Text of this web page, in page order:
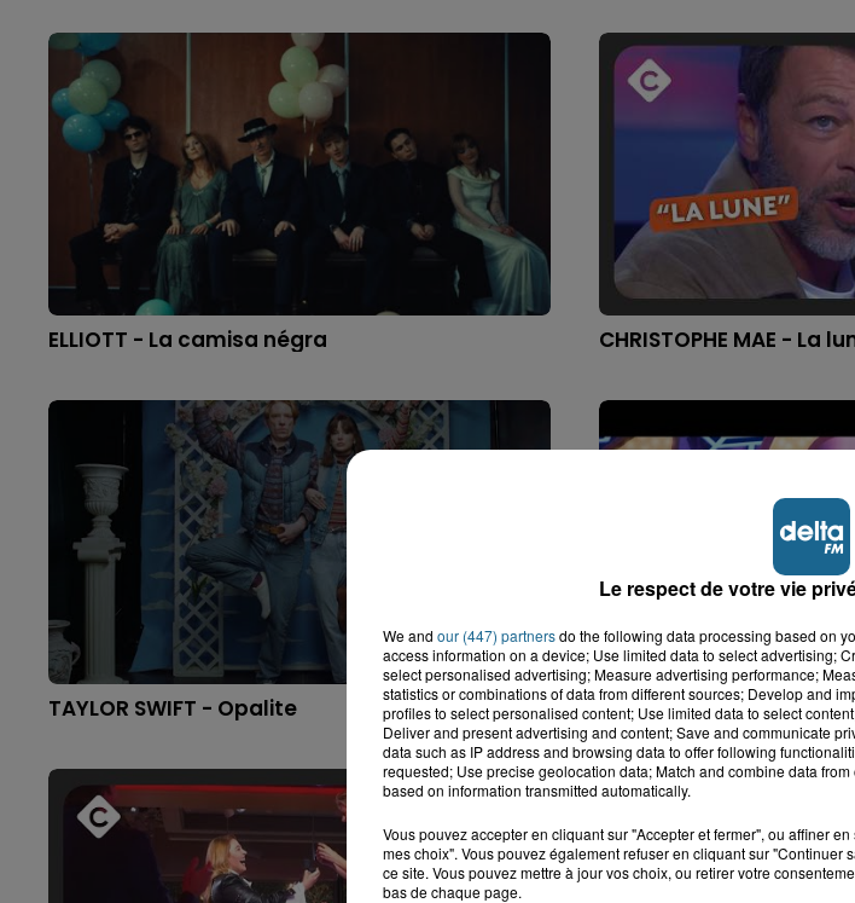
ELLIOTT - La camisa négra CHRISTOPHE MAE - La
TAYLOR SWIFT - Opalite SHAKIRA - Zoo
Le respect de votre vie
We and our (447) partnersdo the following data processing based on
access information on a device; Use limited data to select advertising;
select personalised advertising; Measure advertising performance;
statistics or combinations of data from different sources; Develop and
profiles to select personalised content; Use limited data to select
Deliver and present advertising and content; Save and communicate
data such as IP address and browsing data to offer following
requested; Use precise geolocation data; Match and combine data
based on information transmitted automatically.
Vous pouvez accepter en cliquant sur "Accepter et fermer", ou affiner
mes choix". Vous pouvez également refuser en cliquant sur
ce site. Vous pouvez mettre à jour vos choix, ou retirer votre
bas de chaque page.